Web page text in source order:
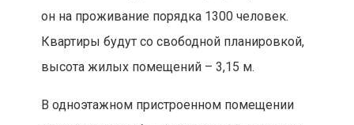
он на проживание порядка 1300 человек.
Квартиры будут со свободной планировкой,
высота жилых помещений – 3,15 м.
В одноэтажном пристроенном помещении